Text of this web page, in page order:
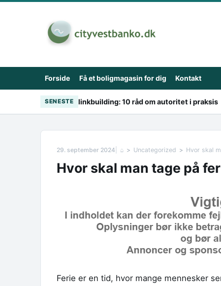
Forside Få et boligmagasin for dig Kontakt
SENESTE linkbuilding: 10 råd om autoritet i praksis
29. september 2024 ⌂ Uncategorized Hvor skal
Hvor skal man tage på
Ferie er en tid, hvor mange mennesker